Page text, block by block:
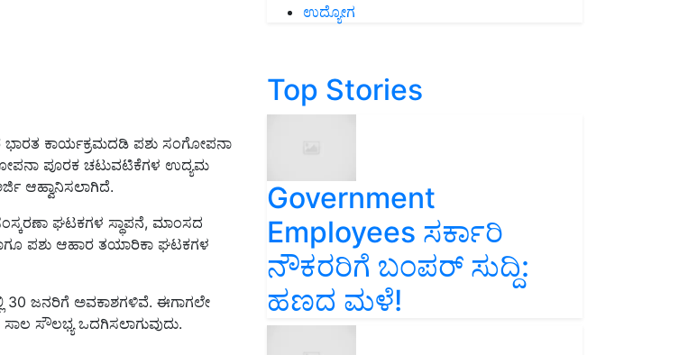
ಭಾರತ ಕಾರ್ಯಕ್ರಮದಡಿ ಪಶು ಸಂಗೋಪನಾ
ಪೂರಕ ಚಟುವಟಿಕೆಗಳ ಉದ್ಯಮ
ಆಹ್ವಾನಿಸಲಾಗಿದೆ.
ಘಟಕಗಳ ಸ್ಥಾಪನೆ, ಮಾಂಸದ
ಪಶು ಆಹಾರ ತಯಾರಿಕಾ ಘಟಕಗಳ
30 ಜನರಿಗೆ ಅವಕಾಶಗಳಿವೆ. ಈಗಾಗಲೇ
ಸಾಲ ಸೌಲಭ್ಯ ಒದಗಿಸಲಾಗುವುದು.
ಉದ್ಯೋಗ
Top Stories
Government
Employees ಸರ್ಕಾರಿ
ನೌಕರರಿಗೆ ಬಂಪರ್‌ ಸುದ್ದಿ:
ಹಣದ ಮಳೆ!